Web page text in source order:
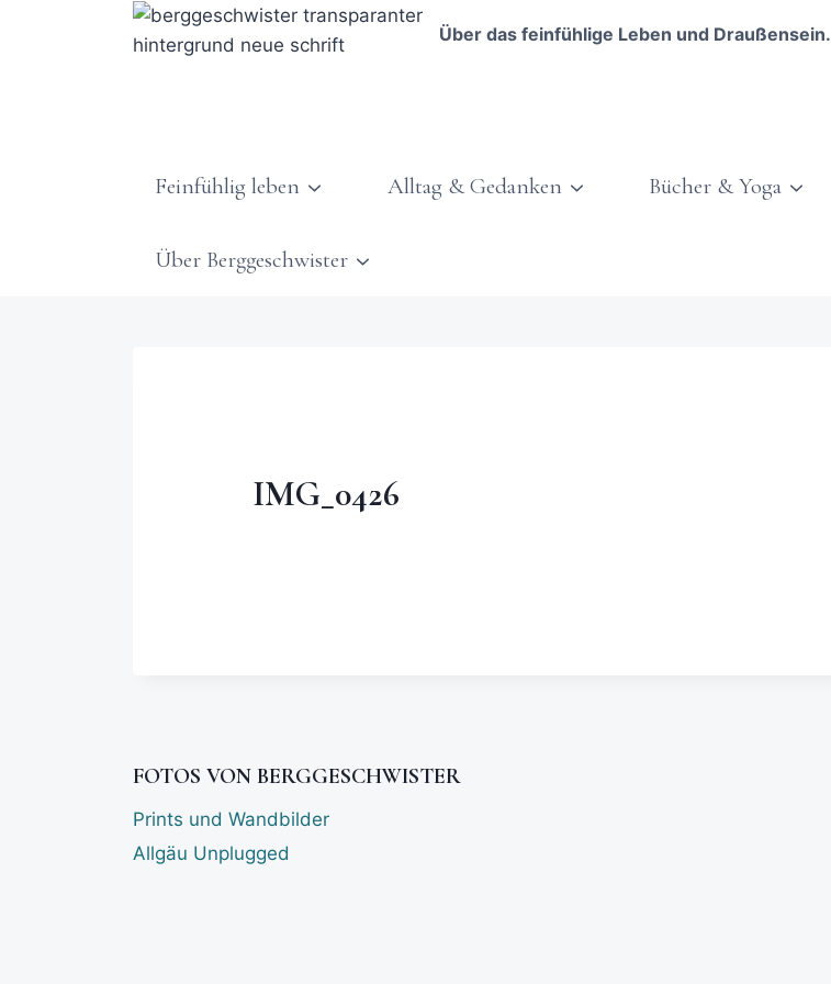
Über das feinfühlige Leben und Draußensein.
Feinfühlig leben Alltag & Gedanken Bücher & Yoga
Über Berggeschwister
IMG_0426
FOTOS VON BERGGESCHWISTER
Prints und Wandbilder
Allgäu Unplugged